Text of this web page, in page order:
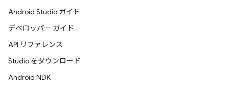
Android Studio ガイド
デベロッパー ガイド
API リファレンス
Studio をダウンロード
Android NDK